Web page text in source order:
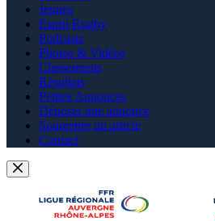
Jeunes
Esprit Rugby
Podcasts
Photos & Vidéos
Classements
Résultats
Petites Annonces
Déposer une annonce
Soumettre un article
Contact